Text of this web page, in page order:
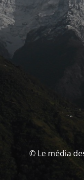
© Le média